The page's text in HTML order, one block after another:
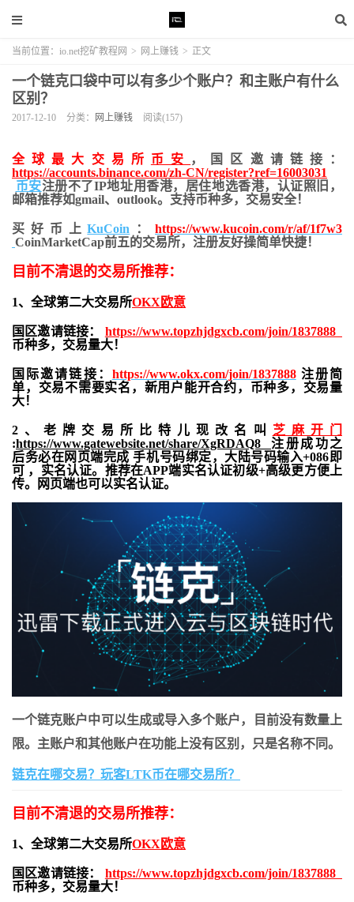
当前位置： io.net挖矿教程网 > 网上赚钱 > 正文
一个链克口袋中可以有多少个账户？和主账户有什么
区别？
2017-12-10 分类： 网上赚钱 阅读(157)
全球最大交易所 币安
，国区邀请链接：
https://accounts.binance.com/zh-CN/register?ref=16003031
币安注册不了IP地址用香港，居住地选香港，认证照旧，
邮箱推荐如gmail、outlook。支持币种多，交易安全！
买好币上KuCoin ：https://www.kucoin.com/r/af/1f7w3
CoinMarketCap前五的交易所，注册友好操简单快捷！
目前不清退的交易所推荐：
1、全球第二大交易所OKX欧意
国区邀请链接： https://www.topzhjdgxcb.com/join/1837888
币种多，交易量大！
国际邀请链接： https://www.okx.com/join/1837888注册简
单，交易不需要实名，新用户能开合约， 币种多，交易量
大！
2、老牌交易所比特儿现改名叫 芝麻开门
:https://www.gatewebsite.net/share/XgRDAQ8 注册成功之
后务必在网页端完成 手机号码绑定，大陆号码输入+086即
可 ，实名认证。推荐在APP端实名认证初级+高级更方便上
传。网页端也可以实名认证。
一个链克账户中可以生成或导入多个账户，目前没有数量上
限。主账户和其他账户在功能上没有区别，只是名称不同。
链克在哪交易？玩客LTK币在哪交易所？
目前不清退的交易所推荐：
1、全球第二大交易所OKX欧意
国区邀请链接： https://www.topzhjdgxcb.com/join/1837888
币种多，交易量大！